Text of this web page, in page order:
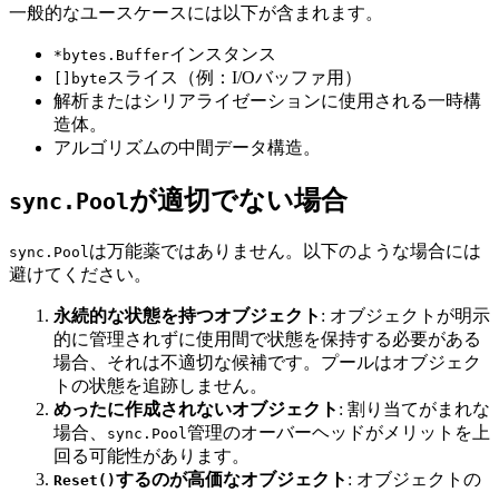
一般的なユースケースには以下が含まれます。
*bytes.Bufferインスタンス
[]byte スライス（例：I/Oバッファ用）
解析またはシリアライゼーションに使用される一時構
造体。
アルゴリズムの中間データ構造。
sync.Poolが適切でない場合
sync.Poolは万能薬ではありません。以下のような場合には
避けてください。
永続的な状態を持つオブジェクト : オブジェクトが明示
的に管理されずに使用間で状態を保持する必要がある
場合、それは不適切な候補です。プールはオブジェク
トの状態を追跡しません。
めったに作成されないオブジェクト : 割り当てがまれな
場合、
sync.Pool管理のオーバーヘッドがメリットを上
回る可能性があります。
Reset()するのが高価なオブジェクト : オブジェクトの